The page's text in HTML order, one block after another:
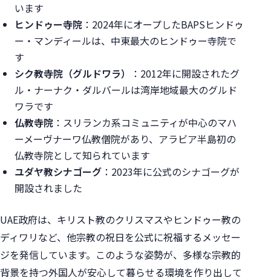
います
ヒンドゥー寺院 ：2024年にオープしたBAPSヒンドゥ
ー・マンディールは、中東最大のヒンドゥー寺院で
す
シク教寺院（グルドワラ）
：2012年に開設されたグ
ル・ナーナク・ダルバールは湾岸地域最大のグルド
ワラです
仏教寺院 ：スリランカ系コミュニティが中心のマハ
ーメーヴナーワ仏教僧院があり、アラビア半島初の
仏教寺院として知られています
ユダヤ教シナゴーグ ：2023年に公式のシナゴーグが
開設されました
UAE政府は、キリスト教のクリスマスやヒンドゥー教の
ディワリなど、他宗教の祝日を公式に祝福するメッセー
ジを発信しています。このような姿勢が、多様な宗教的
背景を持つ外国人が安心して暮らせる環境を作り出して